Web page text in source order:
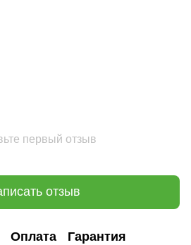
первый отзыв
отзыв
Оплата Гарантия